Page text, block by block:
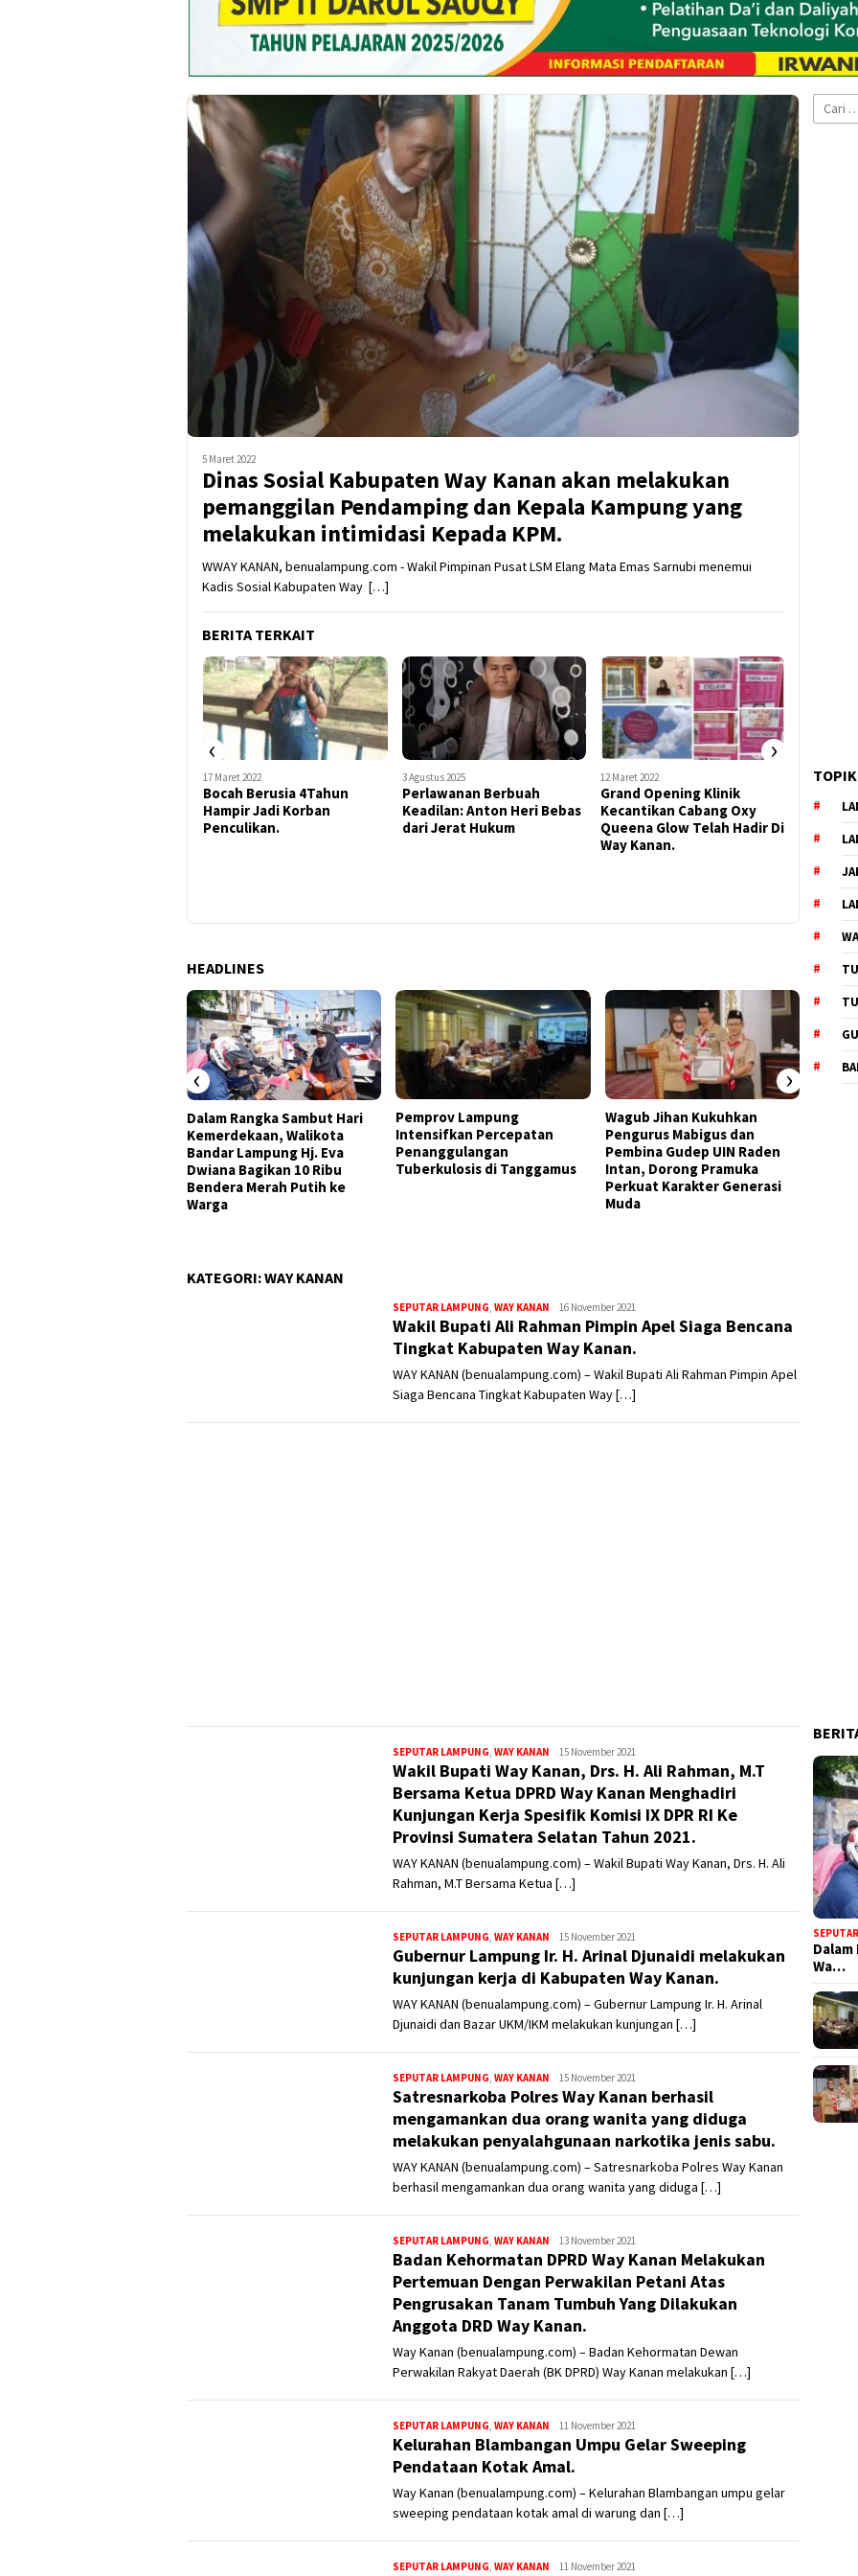
5 Maret 2022
Dinas Sosial Kabupaten Way Kanan akan melakukan
pemanggilan Pendamping dan Kepala Kampung yang
melakukan intimidasi Kepada KPM.
WWAY KANAN, benualampung.com - Wakil Pimpinan Pusat LSM Elang Mata Emas Sarnubi menemui
Kadis Sosial Kabupaten Way […]
BERITA TERKAIT
17 Maret 2022
Bocah Berusia 4Tahun
Hampir Jadi Korban
Penculikan.
3 Agustus 2025
Perlawanan Berbuah
Keadilan: Anton Heri Bebas
dari Jerat Hukum
12 Maret 2022
Grand Opening Klinik
Kecantikan Cabang Oxy
Queena Glow Telah Hadir Di
Way Kanan.
12 April 2022
karang
yang
‹ ›
HEADLINES
Dalam Rangka Sambut Hari
Kemerdekaan, Walikota
Bandar Lampung Hj. Eva
Dwiana Bagikan 10 Ribu
Bendera Merah Putih ke
Warga
Pemprov Lampung
Intensifkan Percepatan
Penanggulangan
Tuberkulosis di Tanggamus
Wagub Jihan Kukuhkan
Pengurus Mabigus dan
Pembina Gudep UIN Raden
Intan, Dorong Pramuka
Perkuat Karakter Generasi
Muda
‹ ›
KATEGORI:WAY KANAN
SEPUTAR LAMPUNG, WAY KANAN Redaksi2
16 November 2021
Wakil Bupati Ali Rahman Pimpin Apel Siaga Bencana
Tingkat Kabupaten Way Kanan.
WAY KANAN (benualampung.com) – Wakil Bupati Ali Rahman Pimpin Apel
Siaga Bencana Tingkat Kabupaten Way […]
SEPUTAR LAMPUNG, WAY KANAN Redaksi2
15 November 2021
Wakil Bupati Way Kanan, Drs. H. Ali Rahman, M.T
Bersama Ketua DPRD Way Kanan Menghadiri
Kunjungan Kerja Spesifik Komisi IX DPR RI Ke
Provinsi Sumatera Selatan Tahun 2021.
WAY KANAN (benualampung.com) – Wakil Bupati Way Kanan, Drs. H. Ali
Rahman, M.T Bersama Ketua […]
SEPUTAR LAMPUNG, WAY KANAN Redaksi2
15 November 2021
Gubernur Lampung Ir. H. Arinal Djunaidi melakukan
kunjungan kerja di Kabupaten Way Kanan.
WAY KANAN (benualampung.com) – Gubernur Lampung Ir. H. Arinal
Djunaidi dan Bazar UKM/IKM melakukan kunjungan […]
SEPUTAR LAMPUNG, WAY KANAN Redaksi2
15 November 2021
Satresnarkoba Polres Way Kanan berhasil
mengamankan dua orang wanita yang diduga
melakukan penyalahgunaan narkotika jenis sabu.
WAY KANAN (benualampung.com) – Satresnarkoba Polres Way Kanan
berhasil mengamankan dua orang wanita yang diduga […]
SEPUTAR LAMPUNG, WAY KANAN Redaksi2
13 November 2021
Badan Kehormatan DPRD Way Kanan Melakukan
Pertemuan Dengan Perwakilan Petani Atas
Pengrusakan Tanam Tumbuh Yang Dilakukan
Anggota DRD Way Kanan.
Way Kanan (benualampung.com) – Badan Kehormatan Dewan
Perwakilan Rakyat Daerah (BK DPRD) Way Kanan melakukan […]
SEPUTAR LAMPUNG, WAY KANAN Redaksi2
11 November 2021
Kelurahan Blambangan Umpu Gelar Sweeping
Pendataan Kotak Amal.
Way Kanan (benualampung.com) – Kelurahan Blambangan umpu gelar
sweeping pendataan kotak amal di warung dan […]
SEPUTAR LAMPUNG, WAY KANAN Redaksi2
11 November 2021
Cari
untuk:
Wa…